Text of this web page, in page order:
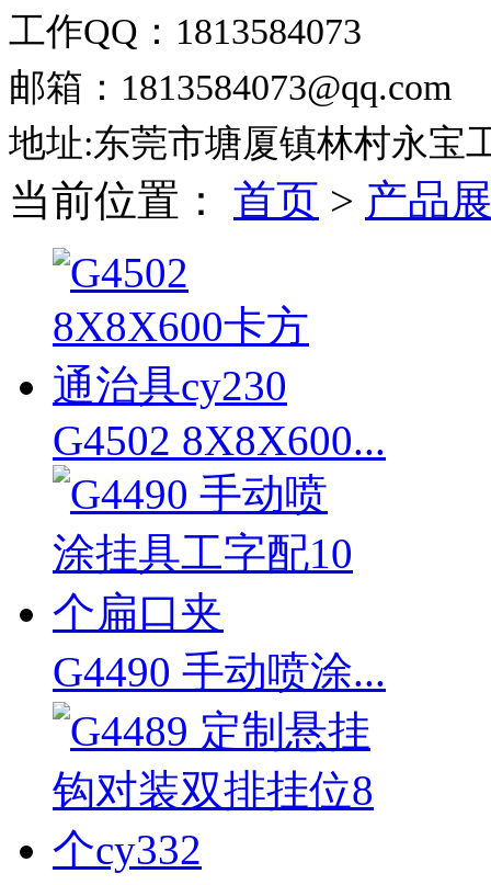
工作QQ：1813584073
邮箱：1813584073@qq.com
地址:东莞市塘厦镇林村永宝
当前位置： 首页 > 产品
G4502 8X8X600...
G4490 手动喷涂...